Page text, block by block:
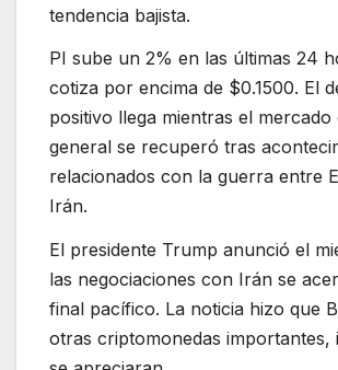
tendencia bajista.
PI sube un 2% en las últimas 24
cotiza por encima de $0.1500. El
positivo llega mientras el
general se recuperó tras
relacionados con la guerra entre
Irán.
El presidente Trump anunció el
las negociaciones con Irán se
final pacífico. La noticia hizo que
otras criptomonedas importantes,